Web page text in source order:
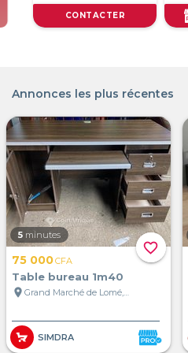
CONTACTER
Annonces les plus récentes
favorite_border
5 minutes
75 000CFA
Table bureau 1m40
location_on
Grand Marché de Lomé, Lomé, Togo
SIMDRA